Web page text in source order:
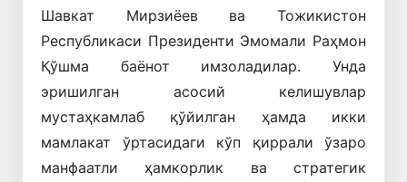
Шавкат Мирзиёев ва Тожикистон
Республикаси Президенти Эмомали Раҳмон
Қўшма баёнот имзоладилар. Унда
эришилган асосий келишувлар
мустаҳкамлаб қўйилган ҳамда икки
мамлакат ўртасидаги кўп қиррали ўзаро
манфаатли ҳамкорлик ва стратегик